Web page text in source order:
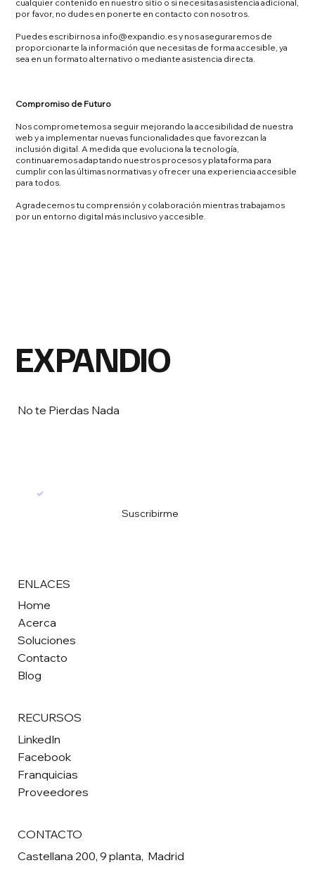
cualquier contenido en nuestro sitio o si necesitas asistencia adicional,
por favor, no dudes en ponerte en contacto con nosotros.
Puedes escribirnos a info@expandio.es y nos aseguraremos de
proporcionarte la información que necesitas de forma accesible, ya
sea en un formato alternativo o mediante asistencia directa.
Compromiso de Futuro
Nos comprometemos a seguir mejorando la accesibilidad de nuestra
web y a implementar nuevas funcionalidades que favorezcan la
inclusión digital. A medida que evoluciona la tecnología,
continuaremos adaptando nuestros procesos y plataforma para
cumplir con las últimas normativas y ofrecer una experiencia accesible
para todos.
Agradecemos tu comprensión y colaboración mientras trabajamos
por un entorno digital más inclusivo y accesible.
EXPANDIO
No te Pierdas Nada
Suscribirme
ENLACES
Home
Acerca
Soluciones
Contacto
Blog
RECURSOS
LinkedIn
Facebook
Franquicias
Proveedores
CONTACTO
Castellana 200, 9 planta, Madrid